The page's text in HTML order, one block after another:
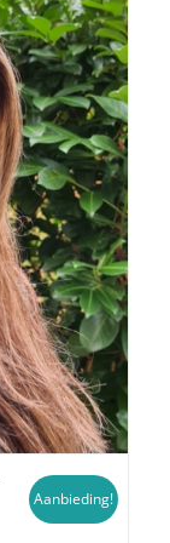
Aanbieding!